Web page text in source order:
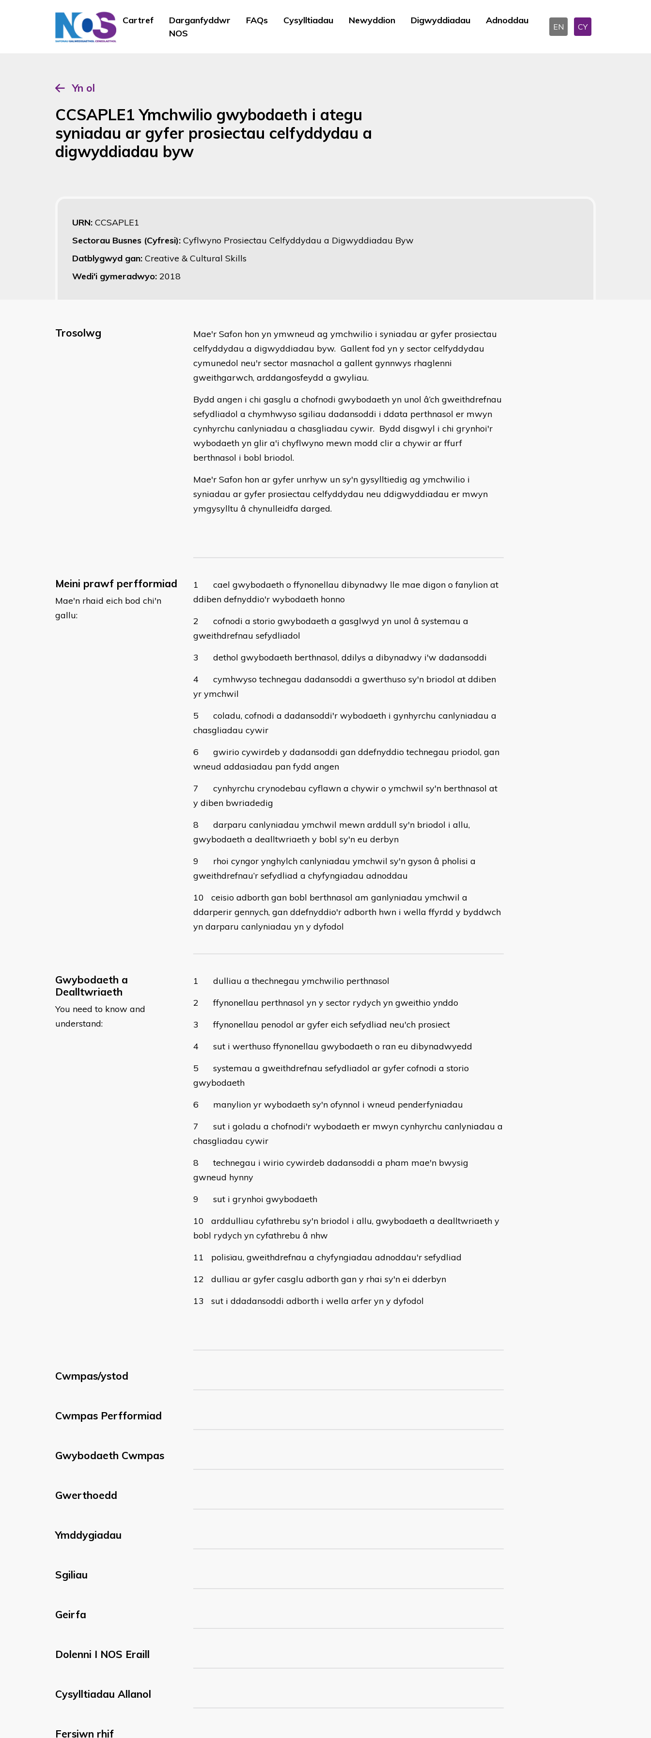
Cartref
Darganfyddwr
NOS
FAQs Cysylltiadau Newyddion Digwyddiadau Adnoddau
EN CY
Yn ol
CCSAPLE1 Ymchwilio gwybodaeth i ategu
syniadau ar gyfer prosiectau celfyddydau a
digwyddiadau byw
URN: CCSAPLE1
Sectorau Busnes (Cyfresi): Cyflwyno Prosiectau Celfyddydau a Digwyddiadau Byw
Datblygwyd gan: Creative & Cultural Skills
Wedi'i gymeradwyo: 2018
Trosolwg
Mae'r Safon hon yn ymwneud ag ymchwilio i syniadau ar gyfer prosiectau
celfyddydau a digwyddiadau byw. Gallent fod yn y sector celfyddydau
cymunedol neu'r sector masnachol a gallent gynnwys rhaglenni
gweithgarwch, arddangosfeydd a gwyliau.
Bydd angen i chi gasglu a chofnodi gwybodaeth yn unol â’ch gweithdrefnau
sefydliadol a chymhwyso sgiliau dadansoddi i ddata perthnasol er mwyn
cynhyrchu canlyniadau a chasgliadau cywir. Bydd disgwyl i chi grynhoi'r
wybodaeth yn glir a'i chyflwyno mewn modd clir a chywir ar ffurf
berthnasol i bobl briodol.
Mae'r Safon hon ar gyfer unrhyw un sy'n gysylltiedig ag ymchwilio i
syniadau ar gyfer prosiectau celfyddydau neu ddigwyddiadau er mwyn
ymgysylltu â chynulleidfa darged.
Meini prawf perfformiad
Mae'n rhaid eich bod chi'n
gallu:
1
cael gwybodaeth o ffynonellau dibynadwy lle mae digon o fanylion at
ddiben defnyddio'r wybodaeth honno
2
cofnodi a storio gwybodaeth a gasglwyd yn unol â systemau a
gweithdrefnau sefydliadol
3
dethol gwybodaeth berthnasol, ddilys a dibynadwy i'w dadansoddi
4
cymhwyso technegau dadansoddi a gwerthuso sy'n briodol at ddiben
yr ymchwil
5
coladu, cofnodi a dadansoddi'r wybodaeth i gynhyrchu canlyniadau a
chasgliadau cywir
6
gwirio cywirdeb y dadansoddi gan ddefnyddio technegau priodol, gan
wneud addasiadau pan fydd angen
7
cynhyrchu crynodebau cyflawn a chywir o ymchwil sy'n berthnasol at
y diben bwriadedig
8
darparu canlyniadau ymchwil mewn arddull sy'n briodol i allu,
gwybodaeth a dealltwriaeth y bobl sy'n eu derbyn
9
rhoi cyngor ynghylch canlyniadau ymchwil sy'n gyson â pholisi a
gweithdrefnau’r sefydliad a chyfyngiadau adnoddau
10
ceisio adborth gan bobl berthnasol am ganlyniadau ymchwil a
ddarperir gennych, gan ddefnyddio'r adborth hwn i wella ffyrdd y byddwch
yn darparu canlyniadau yn y dyfodol
Gwybodaeth a
Dealltwriaeth
You need to know and
understand:
1
dulliau a thechnegau ymchwilio perthnasol
2
ffynonellau perthnasol yn y sector rydych yn gweithio ynddo
3
ffynonellau penodol ar gyfer eich sefydliad neu'ch prosiect
4
sut i werthuso ffynonellau gwybodaeth o ran eu dibynadwyedd
5
systemau a gweithdrefnau sefydliadol ar gyfer cofnodi a storio
gwybodaeth
6
manylion yr wybodaeth sy'n ofynnol i wneud penderfyniadau
7
sut i goladu a chofnodi'r wybodaeth er mwyn cynhyrchu canlyniadau a
chasgliadau cywir
8
technegau i wirio cywirdeb dadansoddi a pham mae'n bwysig
gwneud hynny
9
sut i grynhoi gwybodaeth
10
arddulliau cyfathrebu sy'n briodol i allu, gwybodaeth a dealltwriaeth y
bobl rydych yn cyfathrebu â nhw
11
polisïau, gweithdrefnau a chyfyngiadau adnoddau'r sefydliad
12
dulliau ar gyfer casglu adborth gan y rhai sy'n ei dderbyn
13
sut i ddadansoddi adborth i wella arfer yn y dyfodol
Cwmpas/ystod
Cwmpas Perfformiad
Gwybodaeth Cwmpas
Gwerthoedd
Ymddygiadau
Sgiliau
Geirfa
Dolenni I NOS Eraill
Cysylltiadau Allanol
Fersiwn rhif